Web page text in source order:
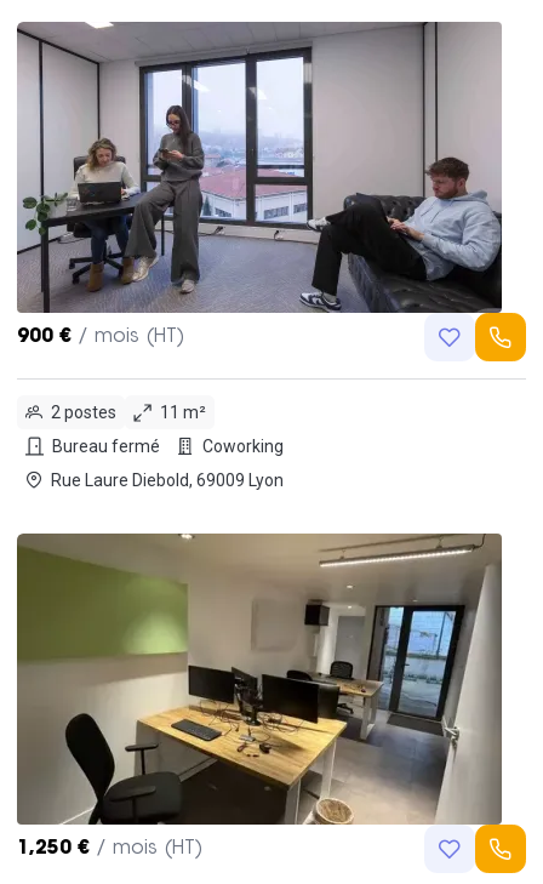
900 € / mois (HT)
2 postes
11 m²
Bureau fermé
Coworking
Rue Laure Diebold, 69009 Lyon
1,250 € / mois (HT)